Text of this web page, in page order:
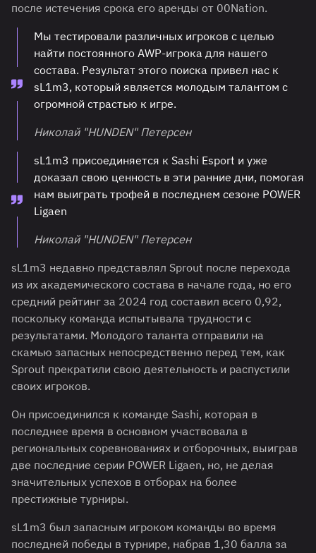
после истечения срока его аренды от 00Nation.
Мы тестировали различных игроков с целью
найти постоянного AWP-игрока для нашего
состава. Результат этого поиска привел нас к
sL1m3, который является молодым талантом с
огромной страстью к игре.
Николай "HUNDEN" Петерсен
sL1m3 присоединяется к Sashi Esport и уже
доказал свою ценность в эти ранние дни, помогая
нам выиграть трофей в последнем сезоне POWER
Ligaen
Николай "HUNDEN" Петерсен
sL1m3 недавно представлял Sprout после перехода
из их академического состава в начале года, но его
средний рейтинг за 2024 год составил всего 0,92,
поскольку команда испытывала трудности с
результатами. Молодого таланта отправили на
скамью запасных непосредственно перед тем, как
Sprout прекратили свою деятельность и распустили
своих игроков.
Он присоединился к команде Sashi, которая в
последнее время в основном участвовала в
региональных соревнованиях и отборочных, выиграв
две последние серии POWER Ligaen, но, не делая
значительных успехов в отборах на более
престижные турниры.
sL1m3 был запасным игроком команды во время
последней победы в турнире, набрав 1,30 балла за